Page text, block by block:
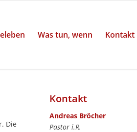
Was tun, wenn Kontakt
Die
Kontakt
Andreas Bröcher
Pastor i.R.